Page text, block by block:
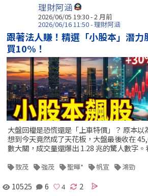
理財阿涵
2026/06/05 19:30 - 2 月前
2026/06/16 11:50 - 理財阿涵
跟著法人賺！精選「小股本」潛力
買10%！
大盤回檔是恐慌還是「上車特價」？ 原本以
想到今天竟然成了天花板，大盤最後收在
數大關，成交量還爆出 1.28 兆的驚人數字。
致茂 強茂 聖暉* 帆宣 鴻勁
10525 6 2